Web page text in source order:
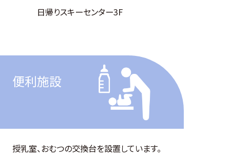
日帰りスキーセンター3F
便利施設
授乳室、おむつの交換台を設置しています。